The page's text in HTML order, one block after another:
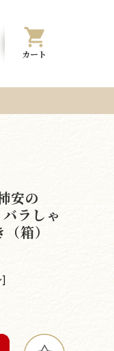
カート
安の
ラしゃ
箱）
]